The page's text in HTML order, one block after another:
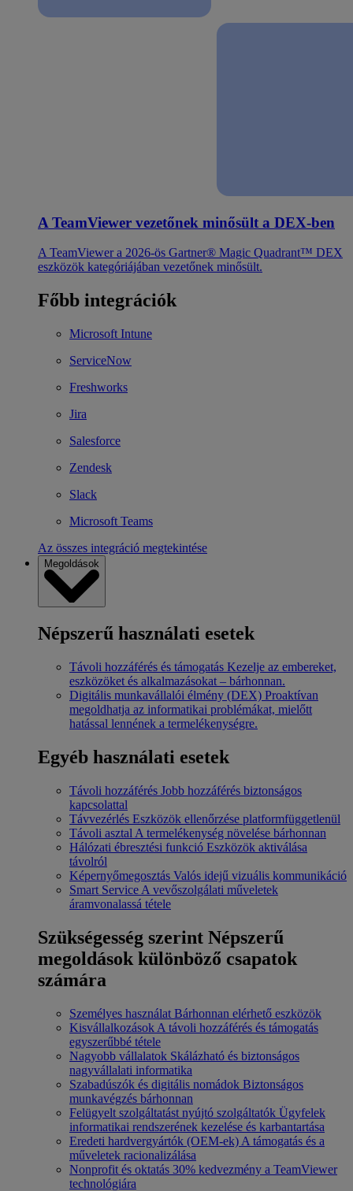
A TeamViewer vezetőnek minősült a DEX-ben
A TeamViewer a 2026-ös Gartner® Magic Quadrant™ DEX
eszközök kategóriájában vezetőnek minősült.
Főbb integrációk
Microsoft Intune
ServiceNow
Freshworks
Jira
Salesforce
Zendesk
Slack
Microsoft Teams
Az összes integráció megtekintése
Megoldások
Népszerű használati esetek
Távoli hozzáférés és támogatás Kezelje az embereket,
eszközöket és alkalmazásokat – bárhonnan.
Digitális munkavállalói élmény (DEX) Proaktívan
megoldhatja az informatikai problémákat, mielőtt
hatással lennének a termelékenységre.
Egyéb használati esetek
Távoli hozzáférés Jobb hozzáférés biztonságos
kapcsolattal
Távvezérlés Eszközök ellenőrzése platformfüggetlenül
Távoli asztal A termelékenység növelése bárhonnan
Hálózati ébresztési funkció Eszközök aktiválása
távolról
Képernyőmegosztás Valós idejű vizuális kommunikáció
Smart Service A vevőszolgálati műveletek
áramvonalassá tétele
Szükségesség szerint Népszerű
megoldások különböző csapatok
számára
Személyes használat Bárhonnan elérhető eszközök
Kisvállalkozások A távoli hozzáférés és támogatás
egyszerűbbé tétele
Nagyobb vállalatok Skálázható és biztonságos
nagyvállalati informatika
Szabadúszók és digitális nomádok Biztonságos
munkavégzés bárhonnan
Felügyelt szolgáltatást nyújtó szolgáltatók Ügyfelek
informatikai rendszerének kezelése és karbantartása
Eredeti hardvergyártók (OEM-ek) A támogatás és a
műveletek racionalizálása
Nonprofit és oktatás 30% kedvezmény a TeamViewer
technológiára